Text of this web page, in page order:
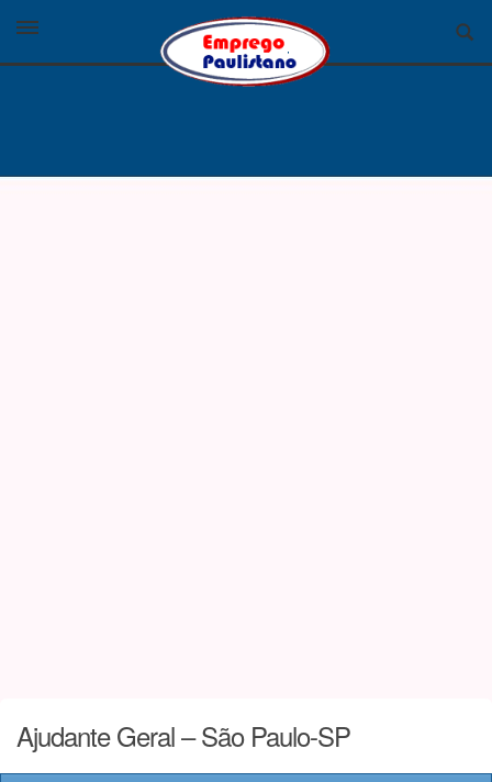
Ajudante Geral – São Paulo-SP